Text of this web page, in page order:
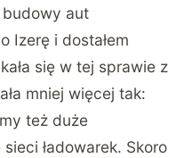
aut
Izerę i dostałem
się w tej sprawie z
mniej więcej tak:
też duże
ładowarek. Skoro